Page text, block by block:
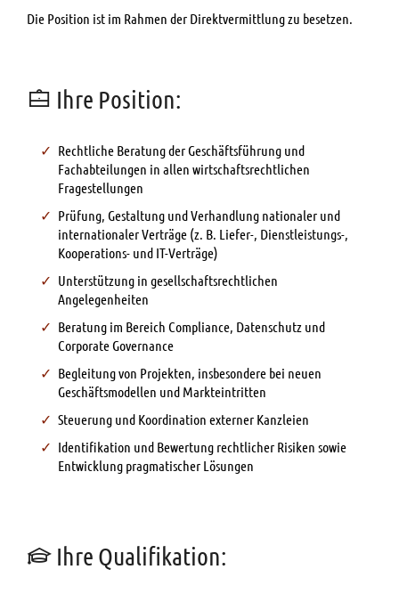
Die Position ist im Rahmen der Direktvermittlung zu besetzen.
Ihre Position:
Rechtliche Beratung der Geschäftsführung und
Fachabteilungen in allen wirtschaftsrechtlichen
Fragestellungen
Prüfung, Gestaltung und Verhandlung nationaler und
internationaler Verträge (z. B. Liefer-, Dienstleistungs-,
Kooperations- und IT-Verträge)
Unterstützung in gesellschaftsrechtlichen
Angelegenheiten
Beratung im Bereich Compliance, Datenschutz und
Corporate Governance
Begleitung von Projekten, insbesondere bei neuen
Geschäftsmodellen und Markteintritten
Steuerung und Koordination externer Kanzleien
Identifikation und Bewertung rechtlicher Risiken sowie
Entwicklung pragmatischer Lösungen
Ihre Qualifikation: